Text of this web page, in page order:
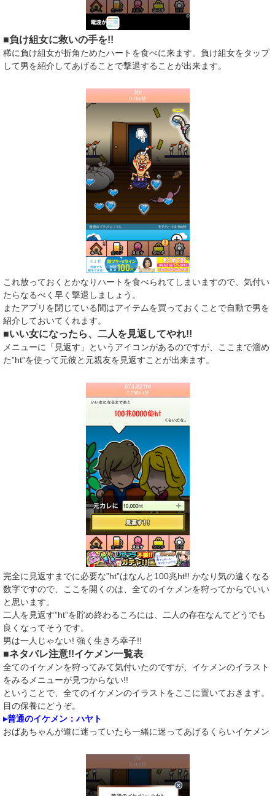
​■負け組女に救いの手を!!
稀に負け組女が折角ためたハートを食べに来ます。負け組女をタップ
して男を紹介してあげることで撃退することが出来ます。
これ放っておくとかなりハートを食べられてしまいますので、気付い
たらなるべく早く撃退しましょう。
またアプリを閉じている間はアイテムを買っておくことで自動で男を
紹介しておいてくれます。
■いい女になったら、二人を見返してやれ!!
メニューに「見返す」というアイコンがあるのですが、ここまで溜め
た”ht”を使って元彼と元親友を見返すことが出来ます。
完全に見返すまでに必要な”ht”はなんと100兆ht!! かなり気の遠くなる
数字ですので、ここを開くのは、全てのイケメンを狩ってからでいい
と思います。
二人を見返す”ht”を貯め終わるころには、二人の存在なんてどうでも
良くなってそうです。
男は一人じゃない! 強く生きろ幸子!!
■ネタバレ注意!!イケメン一覧表
全てのイケメンを狩ってみて気付いたのですが、イケメンのイラスト
をみるメニューが見つからない!!
ということで、全てのイケメンのイラストをここに置いておきます。
目の保養にどうぞ。
▸普通のイケメン：ハヤト
おばあちゃんが道に迷っていたら一緒に迷ってあげるくらいイケメン